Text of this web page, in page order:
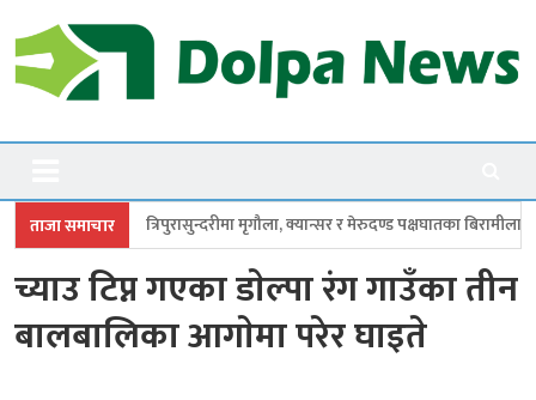
to
content
Dolpanews
ताजा समाचार
मृगौला, क्यान्सर र मेरुदण्ड पक्षघातका बिरामीलाई मासिक ५ हजार
च्याउ टिप्न गएका डाेल्पा रंग गाउँका तीन
बालबालिका आगाेमा परेर घाइते